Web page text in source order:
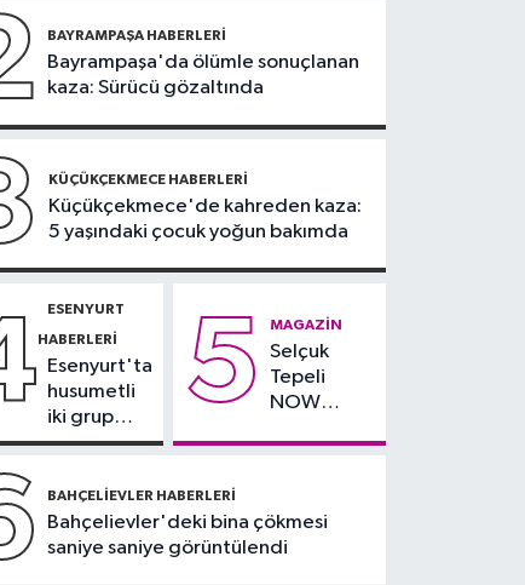
dağıtım töreni
DÜNYA
09:02Trump'tan
doğumla vatandaşlığa
İstanbul Haberleri
01:36Kartal'da
minibüs yangını: Peş
peşe patlamalar paniğe
BAYRAMPAŞA HABERLERI
Bayrampaşa'da ölümle sonuçlanan
kaza: Sürücü gözaltında
KÜÇÜKÇEKMECE HABERLERI
Küçükçekmece'de kahreden kaza:
5 yaşındaki çocuk yoğun bakımda
ESENYURT
HABERLERI
Esenyurt'ta
husumetli
iki grup
arasında
kavga
5 MAGAZIN
Selçuk
Tepeli
NOW
BAHÇELIEVLER HABERLERI
Bahçelievler'deki bina çökmesi
saniye saniye görüntülendi